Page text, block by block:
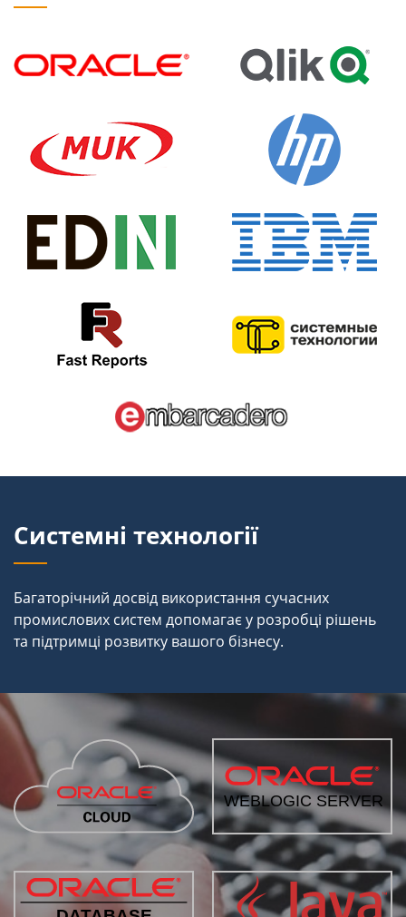
Системні технології
Багаторічний досвід використання сучасних
промислових систем допомагає у розробці рішень
та підтримці розвитку вашого бізнесу.